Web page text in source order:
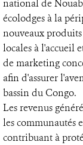
national de
écolodges à la
nouveaux
locales à l'accueil
de marketing
afin d'assurer
bassin du Congo.
Les revenus
les communautés
contribuant à